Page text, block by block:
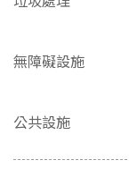
無障礙設施
公共設施